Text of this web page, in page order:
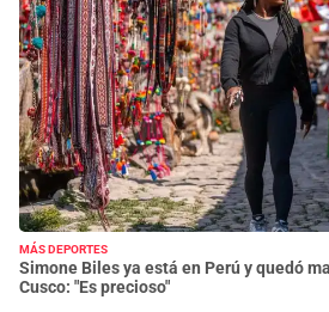
MÁS DEPORTES
Simone Biles ya está en Perú y quedó
Cusco: "Es precioso"